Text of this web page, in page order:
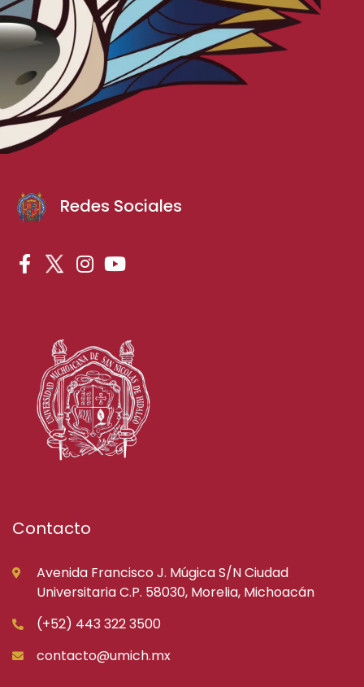
Redes Sociales
Contacto
Avenida Francisco J. Múgica S/N Ciudad
Universitaria C.P. 58030, Morelia, Michoacán
(+52) 443 322 3500
contacto@umich.mx